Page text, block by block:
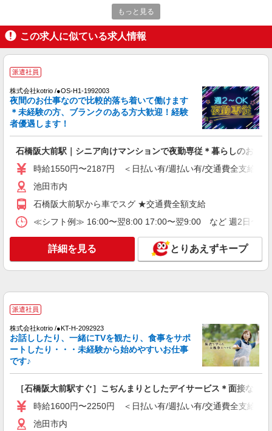
≪池田駅≫未経験でも簡単！介護業務少なめの
施設スタッフ
時給1600円〜2250円 ＜日払い有/週払い有/交
通費全支給(ガソリン代含む)＞
キープ 詳細を見る
派遣社員
株式会社kotrio /●OS-H1-2092477
駅★運転できる方急募
時給1550円〜2187円 ＜日払い有/週払い有/交
キープ 詳細を見る
株式会社kotrio /●OS-H1-2013597
池田市内
詳細を見る
派遣社員
日収1.1万円〜☆【運転・配送】の経験がある
もっと見る
この求人に似ている求人情報
派遣社員
株式会社kotrio /●OS-H1-1992003
夜間のお仕事なので比較的落ち着いて働けます
＊未経験の方、ブランクのある方大歓迎！経験
者優遇します！
石橋阪大前駅｜シニア向けマンションで夜勤専従＊暮らしのお手伝
時給1550円〜2187円 ＜日払い有/週払い有/交通費全支給(ガ
池田市内
石橋阪大前駅から車でスグ ★交通費全額支給
≪シフト例≫ 16:00〜翌8:00 17:00〜翌9:00 など 週2日〜
詳細を見る とりあえずキープ
派遣社員
株式会社kotrio /●KT-H-2092923
お話ししたり、一緒にTVを観たり、食事をサポ
ートしたり・・・未経験から始めやすいお仕事
です♪
［石橋阪大前駅すぐ］こぢんまりとしたデイサービス＊面接なし♪
時給1600円〜2250円 ＜日払い有/週払い有/交通費全支給(ガ
池田市内